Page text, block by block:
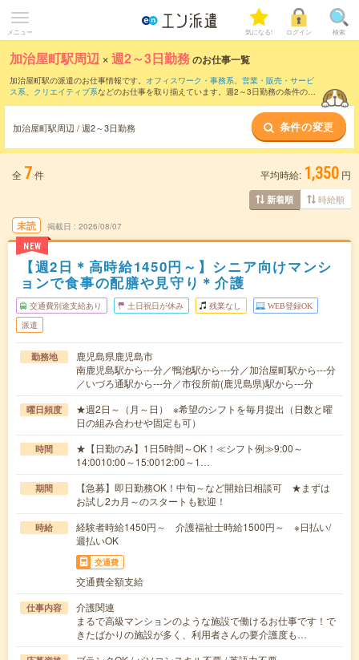
メニュー 気になる! ログイン 検索
加治屋町駅周辺 ×週2～3日勤務のお仕事一覧
加治屋町駅の派遣のお仕事情報です。 オフィスワーク・事務系、 営業・販売・サービ
ス系、 クリエイティブ系などのお仕事を取り揃えています。週2～3日勤務の条件の他
加治屋町駅周辺 / 週2～3日勤務 条件の変更
全 7件 平均時給: 1,350 円
新着順 時給順
未読
NEW
掲載日 2026/08/07
【週2日＊高時給1450円～】シニア向けマンシ
ョンで食事の配膳や見守り＊介護
交通費別途支給あり 土日祝日が休み 残業なし WEB登録OK
派遣
勤務地
鹿児島県鹿児島市
南鹿児島駅から---分／鴨池駅から---分／加治屋町駅から---分
／いづろ通駅から---分／市役所前(鹿児島県)駅から---分
曜日頻度
★週2日～（月～日） ※希望のシフトを毎月提出（日数と曜
日の組み合わせや固定も可）
時間
★【日勤のみ】1日5時間～OK！≪シフト例≫9:00～
14:0010:00～15:0012:00～1…
期間
【急募】即日勤務OK！中旬～など開始日相談可 ★まずは
お試し2カ月～のスタートも歓迎！
時給
経験者時給1450円～ 介護福祉士時給1500円～ ※日払い/
週払いOK
交通費
交通費全額支給
仕事内容
介護関連
まるで高級マンションのような施設で働けるお仕事です！で
きたばかりの施設が多く、利用者さんの要介護度も…